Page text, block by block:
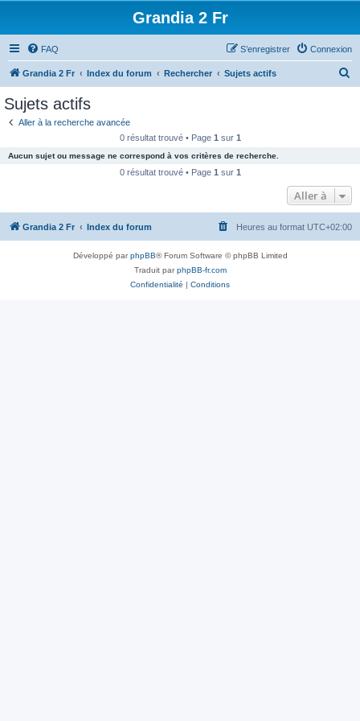
Grandia 2 Fr
FAQ Connexion
S’enregistrer
Grandia 2 Fr Index du forum Rechercher Sujets actifs
c
e
Sujets actifs
Aller à la recherche avancée
0 résultat trouvé • Page 1 sur 1
Aucun sujet ou message ne correspond à vos critères de recherche.
0 résultat trouvé • Page 1 sur 1
Aller à
Grandia 2 Fr Index du forum Heures au format UTC+02:00
Développé parphpBB® Forum Software © phpBB Limited
Traduit parphpBB-fr.com
Confidentialité | Conditions